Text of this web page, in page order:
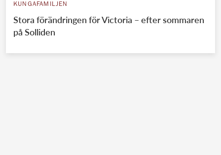
KUNGAFAMILJEN
Stora förändringen för Victoria – efter sommaren
på Solliden